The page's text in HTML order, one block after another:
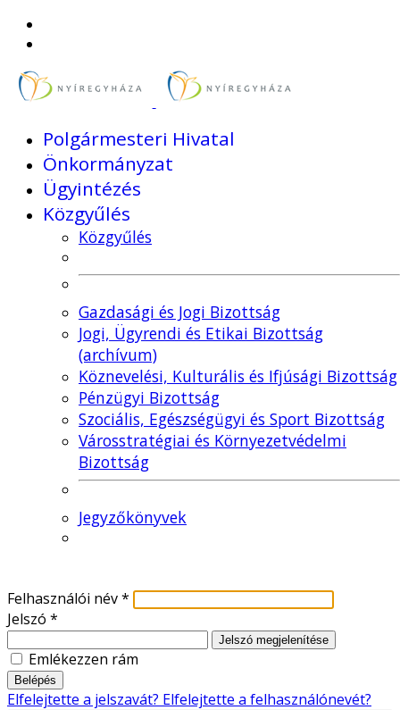
Polgármesteri Hivatal
Önkormányzat
Ügyintézés
Közgyűlés
Közgyűlés
Gazdasági és Jogi Bizottság
Jogi, Ügyrendi és Etikai Bizottság
(archívum)
Köznevelési, Kulturális és Ifjúsági Bizottság
Pénzügyi Bizottság
Szociális, Egészségügyi és Sport Bizottság
Városstratégiai és Környezetvédelmi
Bizottság
Jegyzőkönyvek
Felhasználói név*
Jelszó *
Jelszó megjelenítése
Emlékezzen rám
Belépés
Elfelejtette a jelszavát? Elfelejtette a felhasználónevét?